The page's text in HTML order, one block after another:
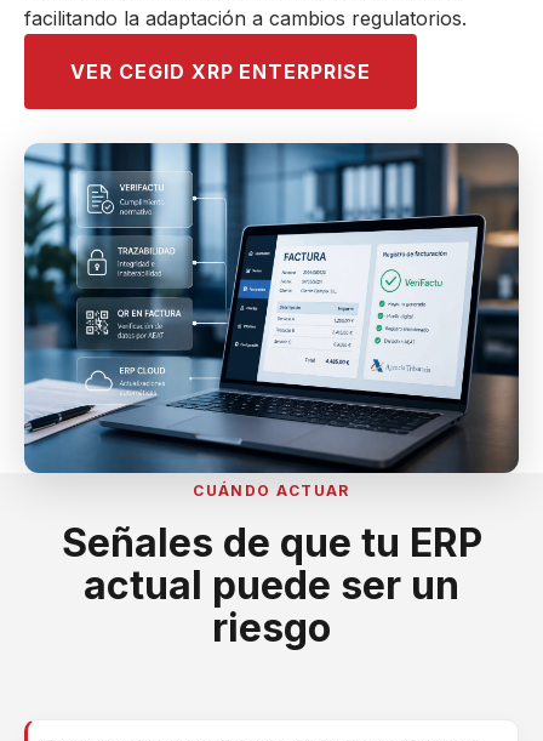
facilitando la adaptación a cambios regulatorios.
VER CEGID XRP ENTERPRISE
CUÁNDO ACTUAR
Señales de que tu ERP
actual puede ser un
riesgo